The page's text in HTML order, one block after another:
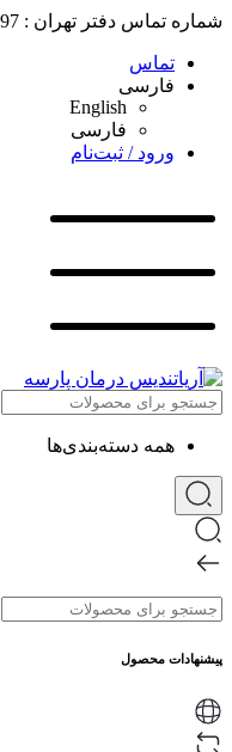
شماره تماس دفتر تهران : 02128428397
تماس
فارسی
English
فارسی
ورود / ثبت‌نام
همه دسته‌بندی‌ها
پیشنهادات محصول